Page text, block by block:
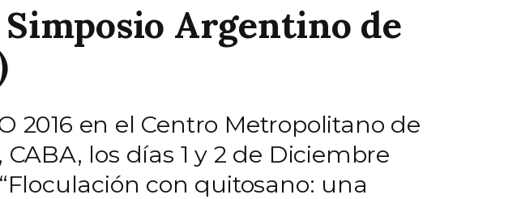
Argentino de
2016 en el Centro Metropolitano de
los días 1 y 2 de Diciembre
con quitosano: una